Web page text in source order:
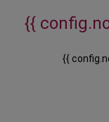
{{
{{